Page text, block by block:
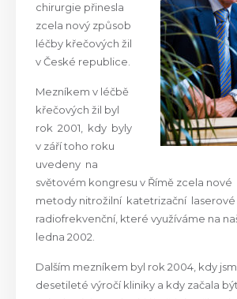
chirurgie přinesla
zcela nový způsob
léčby křečových žil
v České republice.
Mezníkem v léčbě
křečových žil byl
rok 2001, kdy byly
v září toho roku
uvedeny na
světovém kongresu v Římě zcela
metody nitrožilní katetrizační laserové
radiofrekvenční, které využíváme na
ledna 2002.
Dalším mezníkem byl rok 2004, kdy
desetileté výročí kliniky a kdy začala